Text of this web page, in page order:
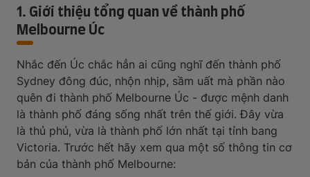
1. Giới thiệu tổng quan về thành phố
Melbourne Úc
Nhắc đến Úc chắc hẳn ai cũng nghĩ đến thành phố
Sydney đông đúc, nhộn nhịp, sầm uất mà phần nào
quên đi thành phố Melbourne Úc - được mệnh danh
là thành phố đáng sống nhất trên thế giới. Đây vừa
là thủ phủ, vừa là thành phố lớn nhất tại tỉnh bang
Victoria. Trước hết hãy xem qua một số thông tin cơ
bản của thành phố Melbourne: